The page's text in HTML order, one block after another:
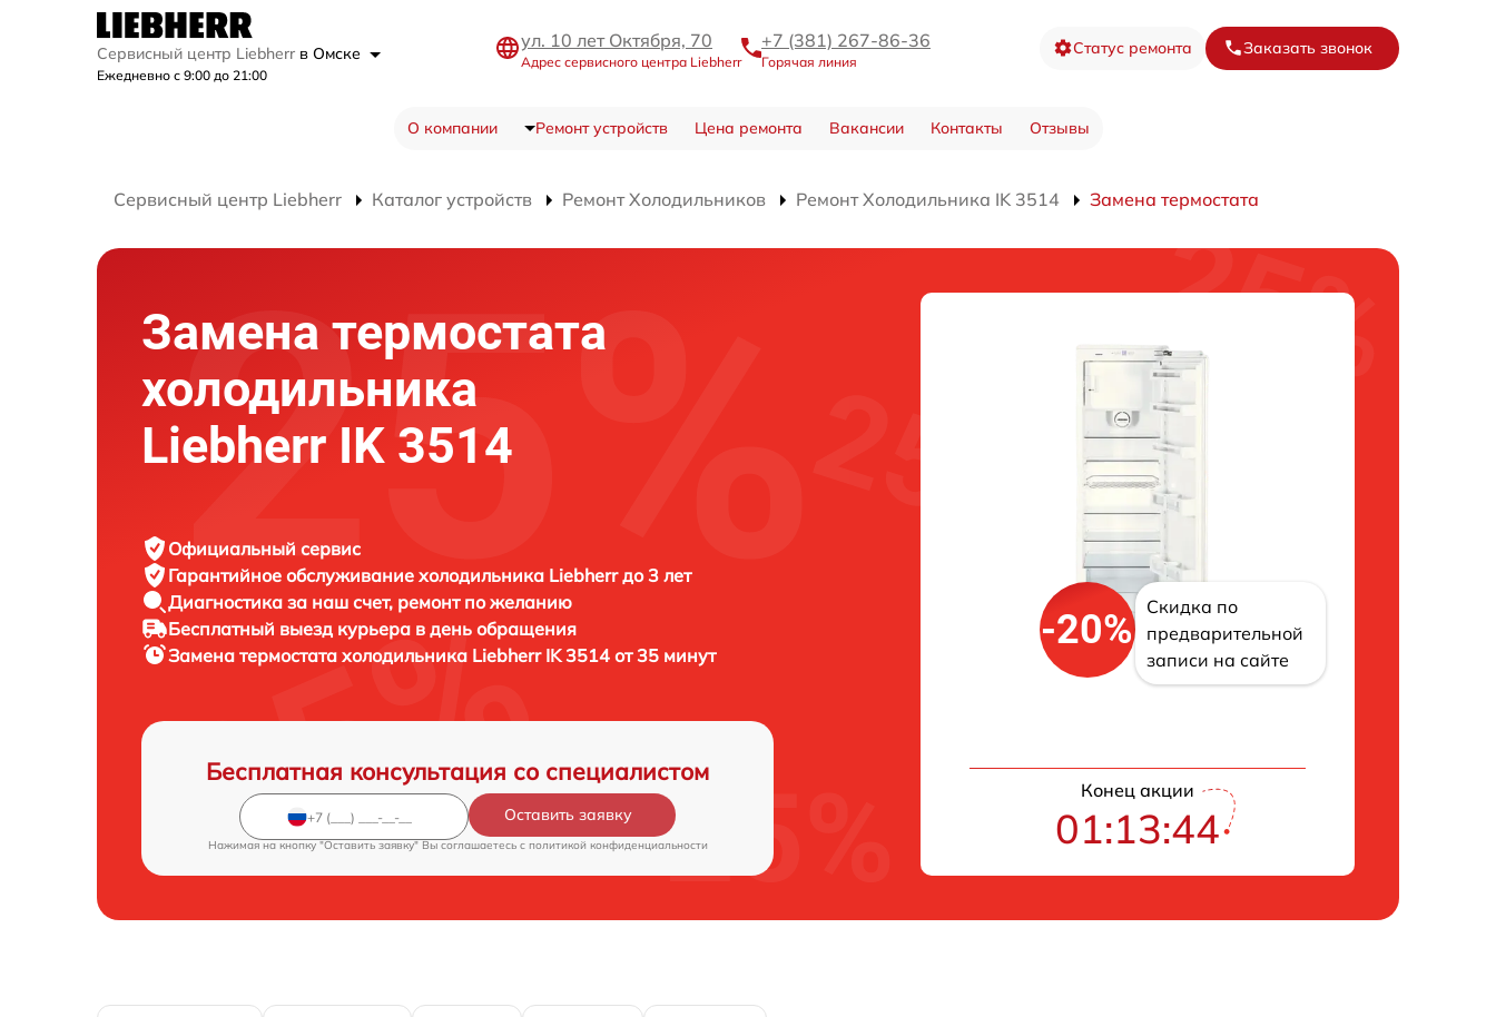
Сервисный центр Liebherr в Омске
Ежедневно с 9:00 до 21:00
ул. 10 лет Октября, 70
Адрес сервисного центра Liebherr
+7 (381) 267-86-36
Горячая линия
Статус ремонта Заказать звонок
О компании Ремонт устройств Цена ремонта Вакансии Контакты Отзывы
Сервисный центр Liebherr Каталог устройств Ремонт Холодильников Ремонт Холодильника IK 3514 Замена термостата
Замена термостата
холодильника
Liebherr IK 3514
Официальный сервис
Гарантийное обслуживание холодильника Liebherr до 3 лет
Диагностика за наш счет, ремонт по желанию
Бесплатный выезд курьера в день обращения
Замена термостата холодильника Liebherr IK 3514 от 35 минут
Бесплатная консультация со специалистом
Оставить заявку
Нажимая на кнопку "Оставить заявку" Вы соглашаетесь c политикой конфиденциальности
-20%
Скидка по
предварительной
записи на сайте
Конец акции
01:13:43